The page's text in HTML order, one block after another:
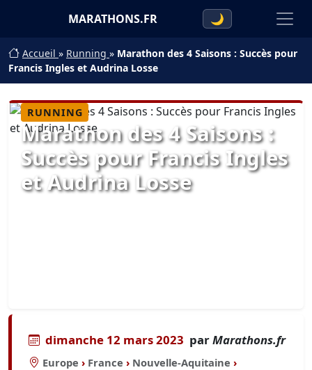
MARATHONS.FR 🌙
Accueil » Running » Marathon des 4 Saisons : Succès pour
Francis Ingles et Audrina Losse
RUNNING
Marathon des 4 Saisons :
Succès pour Francis Ingles
et Audrina Losse
dimanche 12 mars 2023 parMarathons.fr
Europe › France › Nouvelle-Aquitaine ›